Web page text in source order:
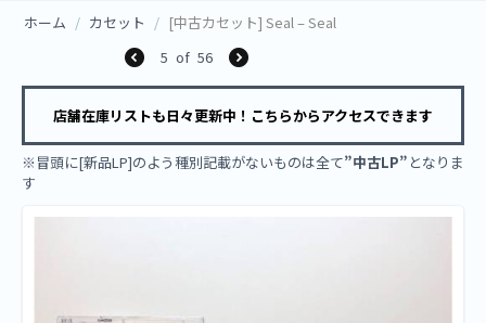
ホーム / カセット / [中古カセット] Seal ‎– Seal
5 of 56
店舗在庫リストも日々更新中！こちらからアクセスできます
※冒頭に[新品LP]のよう種別記載がないものは全て”中古LP” となりま
す